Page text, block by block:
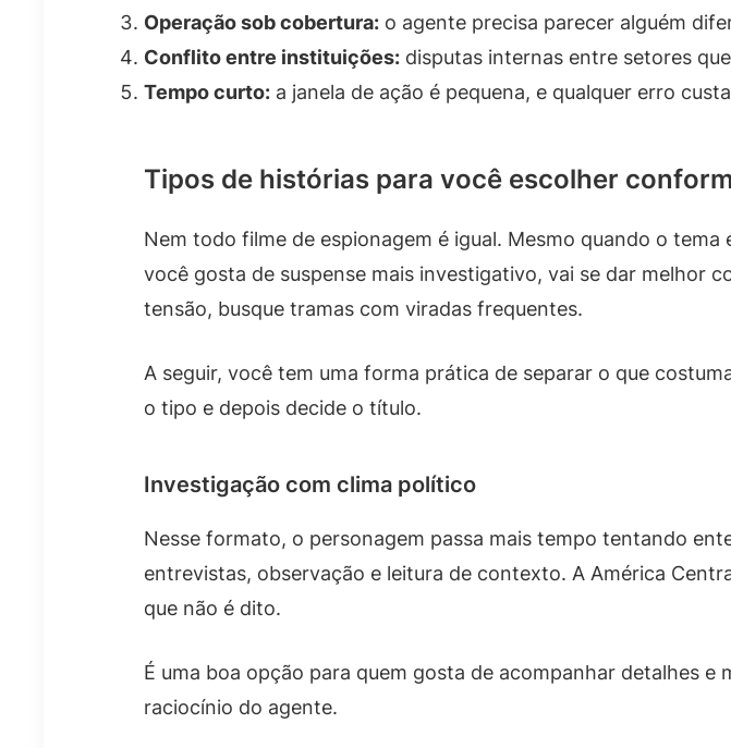
Operação sob cobertura: o agente precisa parecer alguém
Conflito entre instituições: disputas internas entre setores
Tempo curto: a janela de ação é pequena, e qualquer erro
Tipos de histórias para você escolher
Nem todo filme de espionagem é igual. Mesmo quando o
você gosta de suspense mais investigativo, vai se dar melhor
tensão, busque tramas com viradas frequentes.
A seguir, você tem uma forma prática de separar o que
o tipo e depois decide o título.
Investigação com clima político
Nesse formato, o personagem passa mais tempo tentando
entrevistas, observação e leitura de contexto. A América
que não é dito.
É uma boa opção para quem gosta de acompanhar detalhes
raciocínio do agente.